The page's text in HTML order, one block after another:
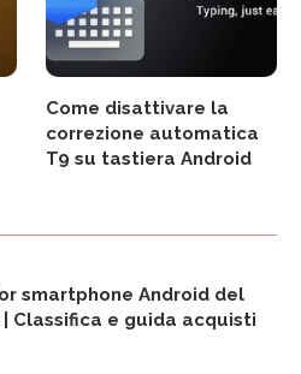
Come disattivare la
correzione automatica
T9 su tastiera Android
smartphone Android del
| Classifica e guida acquisti